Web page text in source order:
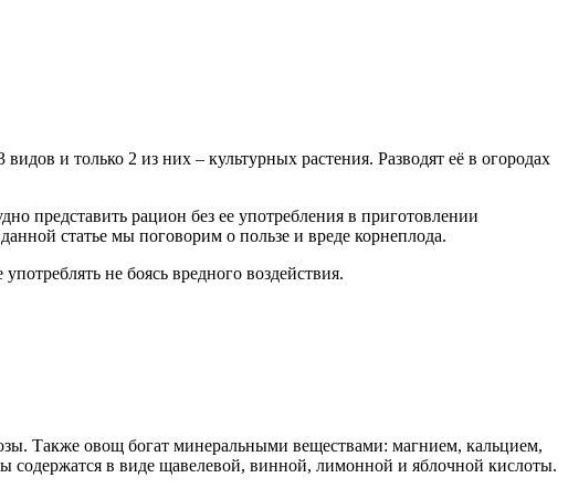
и только 2 из них – культурных растения. Разводят её в огородах
представить рацион без ее употребления в приготовлении
статье мы поговорим о пользе и вреде корнеплода.
не боясь вредного воздействия.
Также овощ богат минеральными веществами: магнием, кальцием,
содержатся в виде щавелевой, винной, лимонной и яблочной кислоты.